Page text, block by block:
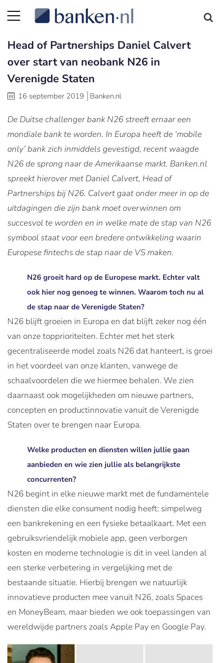
Head of Partnerships Daniel Calvert
over start van neobank N26 in
Verenigde Staten
16 september 2019 Banken.nl
De Duitse challenger bank N26 streeft ernaar een
mondiale bank te worden. In Europa heeft de ‘mobile
only’ bank zich inmiddels gevestigd, recent waagde
N26 de sprong naar de Amerikaanse markt. Banken.nl
spreekt hierover met Daniel Calvert, Head of
Partnerships bij N26. Calvert gaat onder meer in op de
uitdagingen die zijn bank moet overwinnen om
succesvol te worden en in welke mate de stap van N26
symbool staat voor een bredere ontwikkeling waarin
Europese fintechs de stap naar de VS maken.
N26 groeit hard op de Europese markt. Echter valt
ook hier nog genoeg te winnen. Waarom toch nu al
de stap naar de Verenigde Staten?
N26 blijft groeien in Europa en dat blijft zeker nog één
van onze topprioriteiten. Echter met het sterk
gecentraliseerde model zoals N26 dat hanteert, is groei
in het voordeel van onze klanten, vanwege de
schaalvoordelen die we hiermee behalen. We zien
daarnaast ook mogelijkheden om nieuwe partners,
concepten en productinnovatie vanuit de Verenigde
Staten over te brengen naar Europa.
Welke producten en diensten willen jullie gaan
aanbieden en wie zien jullie als belangrijkste
concurrenten?
N26 begint in elke nieuwe markt met de fundamentele
diensten die elke consument nodig heeft: simpelweg
een bankrekening en een fysieke betaalkaart. Met een
gebruiksvriendelijk mobiele app, geen verborgen
kosten en moderne technologie is dit in veel landen al
een sterke verbetering in vergelijking met de
bestaande situatie. Hierbij brengen we natuurlijk
innovatieve producten mee vanuit N26, zoals Spaces
en MoneyBeam, maar bieden we ook toepassingen van
wereldwijde partners zoals Apple Pay en Google Pay.